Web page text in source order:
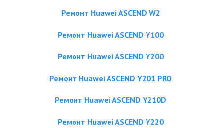
Ремонт Huawei ASCEND W2
Ремонт Huawei ASCEND Y100
Ремонт Huawei ASCEND Y200
Ремонт Huawei ASCEND Y201 PRO
Ремонт Huawei ASCEND Y210D
Ремонт Huawei ASCEND Y220